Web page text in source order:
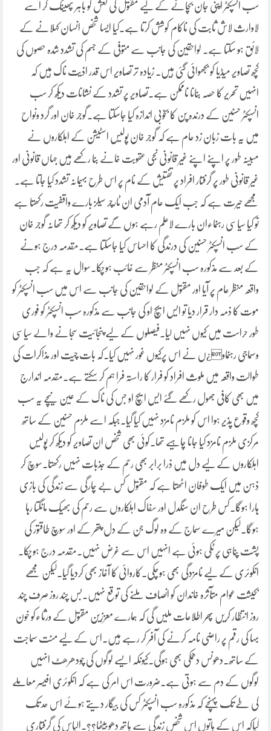
سب انسپکٹر اپنی جان بچانے کے لیے مقتول کی نعش کو باہر پھینک کر اسے
لاوارث لاش ثابت کی ناکام کوشش کرتا ہے۔کیا ایسا شخص انسان کہلانے کے
لائق ہو سکتا ہے۔ لواحقین کی جانب سے متوفی کے جسم کی تشدد شدہ حصوں کی
کچھ تصاویر میڈیا کو بجھوائی گئی ہیں۔ زیادہ تر تصاویر اس قدر اذیت ناک ہیں کہ
انہیں تحریر کا حصہ بنانا ناممکن ہے۔تصاویر پر تشدد کے نشانات دیکھ کر سب
انسپکٹر حسنین کے درندہ پن کا بخوبی اندازہ کیا جاسکتا ہے۔گوجر خان اور گرد ونواح
میں یہ بات زبان زد عام ہے کہ گوجر خان پولیس اسٹیشن کے اہلکاروں نے
مبینہ طور پر اپنے اپنے غیر قانونی نجی عقوبت خانے بنا رکھے ہیں جہاں قانونی اور
غیر قانونی طور پر گرفتار افراد پر تفتیش کے نام پر اس طرح بہیمانہ تشدد کیا جاتا ہے۔
مجھے حیرت ہے کہ جب ایک عام آدمی ان ٹارچر سیلز بارے واقفیت رکھتا ہے
تو کیا سیاسی رہنماءان بارے لاعلم رہے ہوں گے تصاویر کو دیکھ کر تھانہ گوجر خان
کے سب انسپکٹر حسنین کی درندگی کا احساس کیا جاسکتا ہے۔مقدمہ درج ہونے
کے بعد سے مذکورہ سب انسپکٹر منظر سے غائب ہوچکا۔سوال یہ ہے کہ جب
واقعہ منظر عام پر آیا اور مقتول کے لواحقین کی جانب سے اس میں سب انسپکٹر کو
موت کا ذمہ دار قرار دیا تو ایس ایچ او کی جانب سے مذکورہ سب انسپکٹر کو فوری
طور حراست میں کیوں نہیں لیا۔فیصلوں کے لیے پنجائیت سجانے والے سیاسی
وسماجی رہنماو¿ں نے اس پرکیوں غور نہیں کیا۔کہ بات چیت اور مذاکرات کی
طوالت واقعہ میں ملوث افراد کو فرار کا راستہ فرا ہم کر سکتے ہے۔مقدمہ اندارج
میں بھی کافی جھول رکھے گئے ایس ایچ او جس کی ناک کے عین نیچے یہ سب
کچھ وقوع پذیر ہوا اس کو ملزم نامزد نہیں کیا گیا۔جبکہ اسے ملزم حسنین کے ساتھ
مرکزی ملزم نامزد کیا جانا چاہیے تھا۔کوئی بھی شخص ان تصاویر کو دیکھ کر پولیس
اہلکاروں کے لیے دل میں ذرا برابر بھی رحم کے جذبات نہیں رکھتا۔سوچ کر
ذہن میں ایک طوفان اٹھتا ہے کہ مقتول کس بے چارگی سے زندگی کی بازی
ہارا ہوگا۔کس طرح ان سنگدل اور سفاک اہلکاروں سے رحم کی بھیک مانگتا رہا
ہوگا۔لیکن میرے سماج کے وہ لوگ جن کے دل پتھر کے اور سوچ طاقتور کی
پشت پناہی پر ٹکی ہوئی ہے انہیں اس سے غرض نہیں۔مقدمہ درج ہوچکا۔
انکوئری کے لیے نامزدگی بھی ہوچکی۔کاروائی کا آغاز بھی کردیا گیا۔لیکن مجھے
بحیثت عوام متآثرہ خاندان کو انصاف ملنے کی توقع نہیں۔بس چند روز صرف چند
روز انتظار کریں پھر اطلاعات ملیں گی کہ ہمارے معززین مقتول کے ورثاءکو خون
بہا کی رقم پر راضی نامہ کرنے کی آفر کر رہے ہیں۔اس کے لیے منت سماجت
کے ساتھ۔دھونس دھمکی بھی ہوگی۔کیونکہ ایسے لوگوں کی چودھرھٹ انہیں
لوگوں کے دم سے ہوتی ہے۔ضرورت اس امر کی ہے کہ انکوئری افیسر معاملے
کی طے تک پہنچے کہ مذکورہ سب انسپکٹر کس کی بیگار دیتے ہوئے اس حد تک
گیاکہ اس کے ہاتوں اس شخص زندگی سے ہاتھ دھو بیٹھا؟؟۔الیاس کی گرفتاری